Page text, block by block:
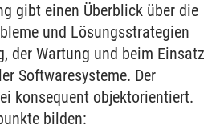
gibt einen Überblick über die
und Lösungsstrategien
der Wartung und beim Einsatz
Softwaresysteme. Der
konsequent objektorientiert.
bilden: